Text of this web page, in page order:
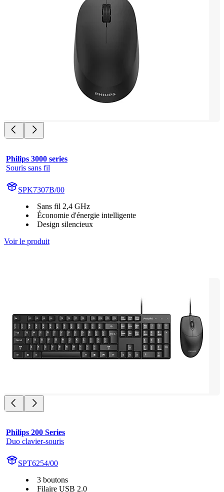
Philips 3000 series
Souris sans fil
SPK7307B/00
Sans fil 2,4 GHz
Économie d'énergie intelligente
Design silencieux
Voir le produit
Philips 200 Series
Duo clavier-souris
SPT6254/00
3 boutons
Filaire USB 2.0